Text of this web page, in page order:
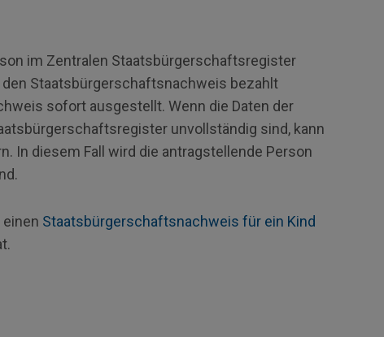
im Zentralen Staatsbürgerschaftsregister
Staatsbürgerschaftsnachweis bezahlt
sofort ausgestellt. Wenn die Daten der
unvollständig sind, kann
In diesem Fall wird die antragstellende Person
Staatsbürgerschaftsnachweis für ein Kind